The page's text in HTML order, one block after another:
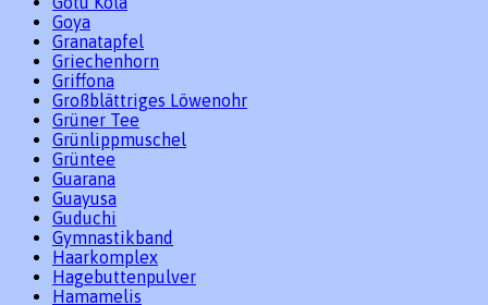
Goya
Granatapfel
Griechenhorn
Griffona
Großblättriges Löwenohr
Grüner Tee
Grünlippmuschel
Grüntee
Guarana
Guayusa
Guduchi
Gymnastikband
Haarkomplex
Hagebuttenpulver
Hamamelis